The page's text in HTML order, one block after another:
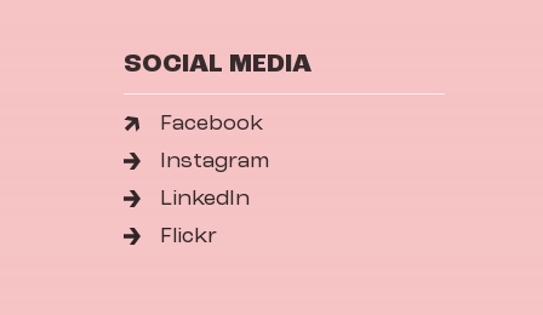
SOCIAL MEDIA
Facebook
Instagram
LinkedIn
Flickr